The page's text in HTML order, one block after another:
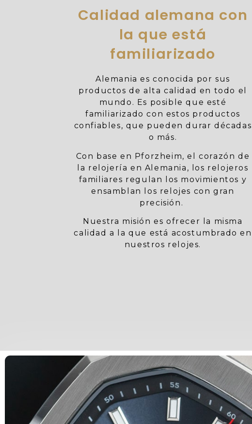
Calidad alemana con
la que está
familiarizado
Alemania es conocida por sus
productos de alta calidad en todo el
mundo. Es posible que esté
familiarizado con estos productos
confiables, que pueden durar décadas
o más.
Con base en Pforzheim, el corazón de
la relojería en Alemania, los relojeros
familiares regulan los movimientos y
ensamblan los relojes con gran
precisión.
Nuestra misión es ofrecer la misma
calidad a la que está acostumbrado en
nuestros relojes.